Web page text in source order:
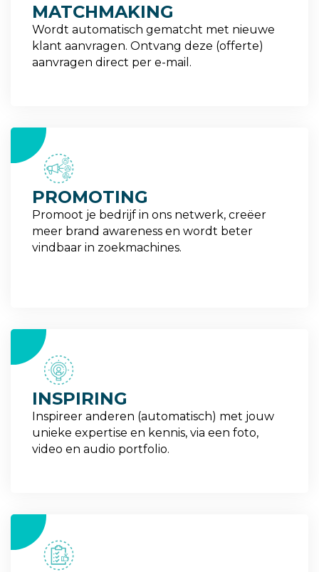
MATCHMAKING
Wordt automatisch gematcht met nieuwe
klant aanvragen. Ontvang deze (offerte)
aanvragen direct per e-mail.
PROMOTING
Promoot je bedrijf in ons netwerk, creëer
meer brand awareness en wordt beter
vindbaar in zoekmachines.
INSPIRING
Inspireer anderen (automatisch) met jouw
unieke expertise en kennis, via een foto,
video en audio portfolio.